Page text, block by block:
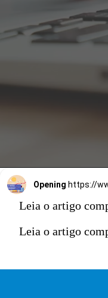
Opening
Leia o artigo
Leia o artigo